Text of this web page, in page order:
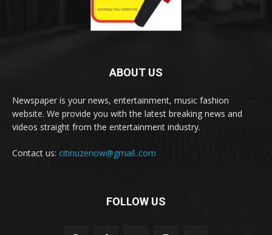
ABOUT US
Newspaper is your news, entertainment, music fashion
website. We provide you with the latest breaking news and
videos straight from the entertainment industry.
Contact us: citinuzenow@gmail..com
FOLLOW US